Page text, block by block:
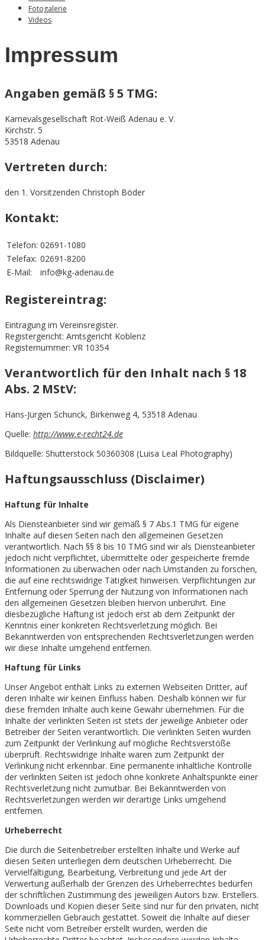
Fotogalerie
Videos
Impressum
Angaben gemäß § 5 TMG:
Karnevalsgesellschaft Rot-Weiß Adenau e. V.
Kirchstr. 5
53518 Adenau
Vertreten durch:
den 1. Vorsitzenden Christoph Böder
Kontakt:
Telefon: 02691-1080
Telefax: 02691-8200
E-Mail:
info@kg-adenau.de
Registereintrag:
Eintragung im Vereinsregister.
Registergericht: Amtsgericht Koblenz
Registernummer: VR 10354
Verantwortlich für den Inhalt nach § 18
Abs. 2 MStV:
Hans-Jürgen Schunck, Birkenweg 4, 53518 Adenau
Quelle: http://www.e-recht24.de
Bildquelle: Shutterstock 50360308 (Luisa Leal Photography)
Haftungsausschluss (Disclaimer)
Haftung für Inhalte
Als Diensteanbieter sind wir gemäß § 7 Abs.1 TMG für eigene
Inhalte auf diesen Seiten nach den allgemeinen Gesetzen
verantwortlich. Nach §§ 8 bis 10 TMG sind wir als Diensteanbieter
jedoch nicht verpflichtet, übermittelte oder gespeicherte fremde
Informationen zu überwachen oder nach Umständen zu forschen,
die auf eine rechtswidrige Tätigkeit hinweisen. Verpflichtungen zur
Entfernung oder Sperrung der Nutzung von Informationen nach
den allgemeinen Gesetzen bleiben hiervon unberührt. Eine
diesbezügliche Haftung ist jedoch erst ab dem Zeitpunkt der
Kenntnis einer konkreten Rechtsverletzung möglich. Bei
Bekanntwerden von entsprechenden Rechtsverletzungen werden
wir diese Inhalte umgehend entfernen.
Haftung für Links
Unser Angebot enthält Links zu externen Webseiten Dritter, auf
deren Inhalte wir keinen Einfluss haben. Deshalb können wir für
diese fremden Inhalte auch keine Gewähr übernehmen. Für die
Inhalte der verlinkten Seiten ist stets der jeweilige Anbieter oder
Betreiber der Seiten verantwortlich. Die verlinkten Seiten wurden
zum Zeitpunkt der Verlinkung auf mögliche Rechtsverstöße
überprüft. Rechtswidrige Inhalte waren zum Zeitpunkt der
Verlinkung nicht erkennbar. Eine permanente inhaltliche Kontrolle
der verlinkten Seiten ist jedoch ohne konkrete Anhaltspunkte einer
Rechtsverletzung nicht zumutbar. Bei Bekanntwerden von
Rechtsverletzungen werden wir derartige Links umgehend
entfernen.
Urheberrecht
Die durch die Seitenbetreiber erstellten Inhalte und Werke auf
diesen Seiten unterliegen dem deutschen Urheberrecht. Die
Vervielfältigung, Bearbeitung, Verbreitung und jede Art der
Verwertung außerhalb der Grenzen des Urheberrechtes bedürfen
der schriftlichen Zustimmung des jeweiligen Autors bzw. Erstellers.
Downloads und Kopien dieser Seite sind nur für den privaten, nicht
kommerziellen Gebrauch gestattet. Soweit die Inhalte auf dieser
Seite nicht vom Betreiber erstellt wurden, werden die